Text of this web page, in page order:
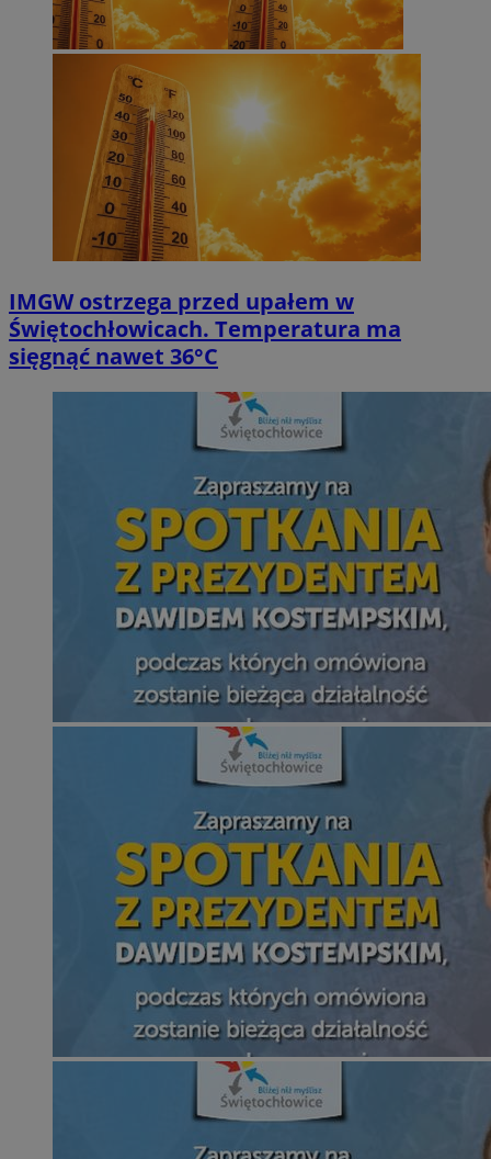
IMGW ostrzega przed upałem w
Świętochłowicach. Temperatura ma
sięgnąć nawet 36°C